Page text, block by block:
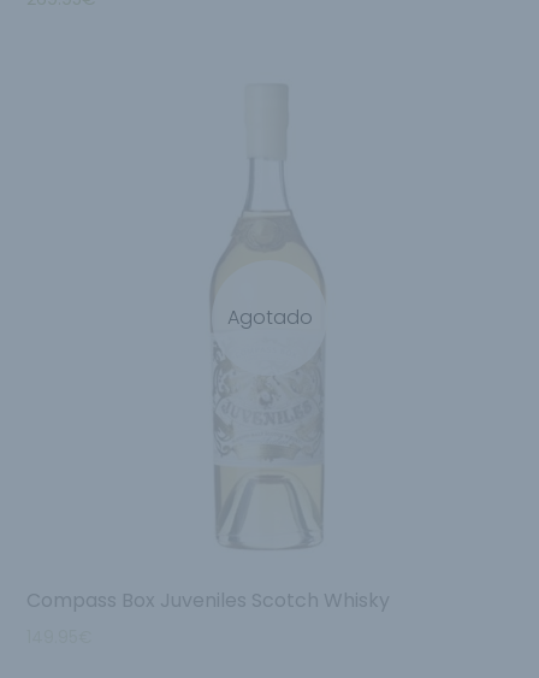
Agotado
Compass Box Juveniles Scotch Whisky